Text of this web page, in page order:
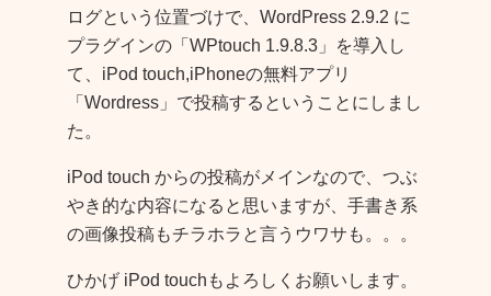
ログという位置づけで、WordPress 2.9.2 に
プラグインの「WPtouch 1.9.8.3」を導入し
て、iPod touch,iPhoneの無料アプリ
「Wordress」で投稿するということにしまし
た。
iPod touch からの投稿がメインなので、つぶ
やき的な内容になると思いますが、手書き系
の画像投稿もチラホラと言うウワサも。。。
ひかげ iPod touchもよろしくお願いします。